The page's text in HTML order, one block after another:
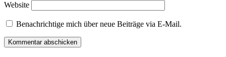
Website
Benachrichtige mich über neue Beiträge via E-Mail.